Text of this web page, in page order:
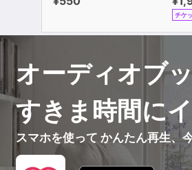
大分県県民体育大会10回
昭和46年 山口市 光円寺
嵯峨御流生花教授―水潤
山口刑務所教誨師
チケ
オーディオブ
すきま時間に
スマホを使って かんたん再生、